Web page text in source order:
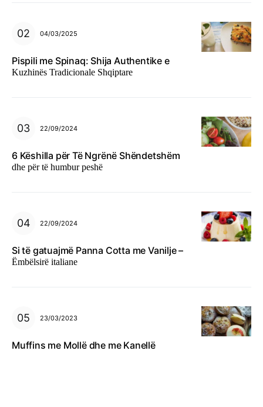
04/03/2025
Pispili me Spinaq: Shija Authentike e
Kuzhinës Tradicionale Shqiptare
22/09/2024
6 Këshilla për Të Ngrënë Shëndetshëm
dhe për të humbur peshë
22/09/2024
Si të gatuajmë Panna Cotta me Vanilje –
Ëmbëlsirë italiane
23/03/2023
Muffins me Mollë dhe me Kanellë